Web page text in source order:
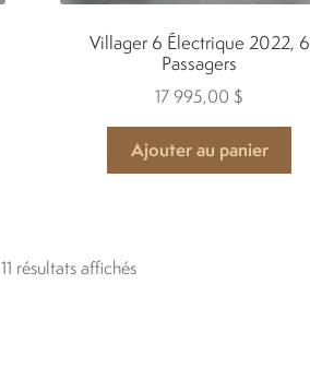
Villager 6 Électrique 2022, 6
Passagers
17 995,00 $
Ajouter au panier
11 résultats affichés